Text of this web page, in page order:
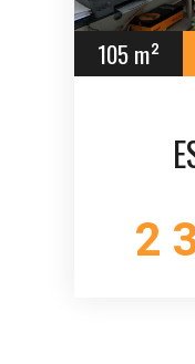
105 m²
2